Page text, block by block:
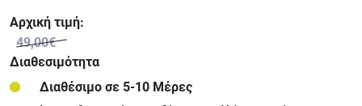
Αρχική τιμή:
49,00€
Διαθεσιμότητα
Διαθέσιμο σε 5-10 Μέρες